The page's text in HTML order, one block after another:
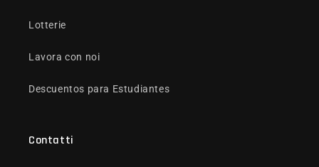
Lotterie
Lavora con noi
Descuentos para Estudiantes
Contatti